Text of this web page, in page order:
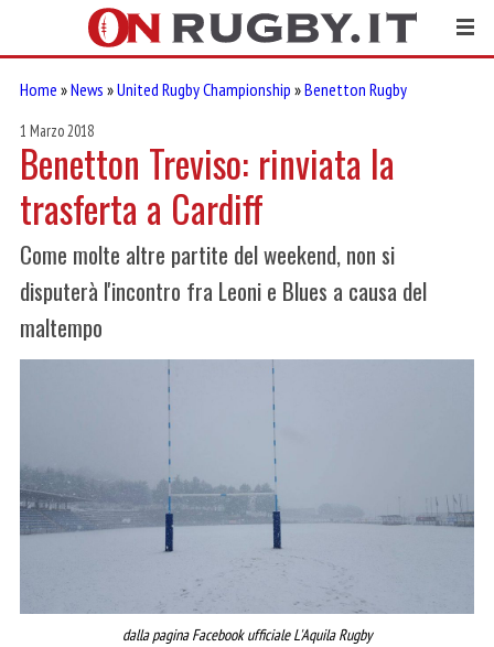
Home »News »United Rugby Championship »Benetton Rugby
1 Marzo 2018
Benetton Treviso: rinviata la
trasferta a Cardiff
Come molte altre partite del weekend, non si
disputerà l'incontro fra Leoni e Blues a causa del
maltempo
dalla pagina Facebook ufficiale L'Aquila Rugby